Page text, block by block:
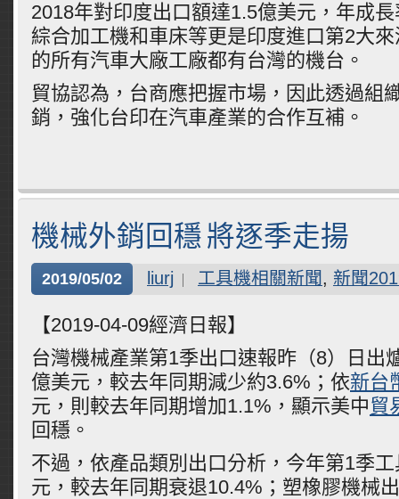
2018年對印度出口額達1.5億美元，年成
綜合加工機和車床等更是印度進口第2大
的所有汽車大廠工廠都有台灣的機台。
貿協認為，台商應把握市場，因此透過組
銷，強化台印在汽車產業的合作互補。
機械外銷回穩 將逐季走揚
2019/05/02 liurj 工具機相關新聞, 新聞
【2019-04-09經濟日報】
台灣機械產業第1季出口速報昨（8）日出
億美元，較去年同期減少約3.6%；依新台
元，則較去年同期增加1.1%，顯示美中貿
回穩。
不過，依產品類別出口分析，今年第1季
元，較去年同期衰退10.4%；塑橡膠機械